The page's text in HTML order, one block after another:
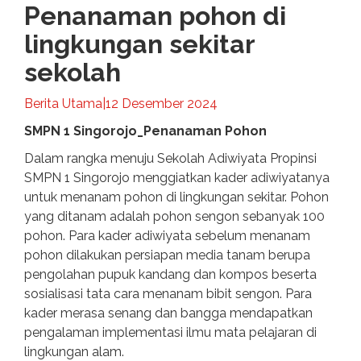
Penanaman pohon di
lingkungan sekitar
sekolah
Berita Utama 12 Desember 2024
SMPN 1 Singorojo_Penanaman Pohon
Dalam rangka menuju Sekolah Adiwiyata Propinsi
SMPN 1 Singorojo menggiatkan kader adiwiyatanya
untuk menanam pohon di lingkungan sekitar. Pohon
yang ditanam adalah pohon sengon sebanyak 100
pohon. Para kader adiwiyata sebelum menanam
pohon dilakukan persiapan media tanam berupa
pengolahan pupuk kandang dan kompos beserta
sosialisasi tata cara menanam bibit sengon. Para
kader merasa senang dan bangga mendapatkan
pengalaman implementasi ilmu mata pelajaran di
lingkungan alam.